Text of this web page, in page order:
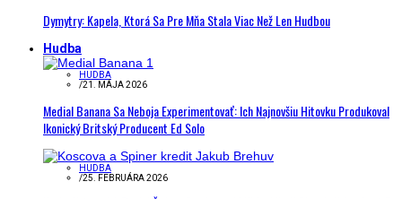
Dymytry: Kapela, Ktorá Sa Pre Mňa Stala Viac Než Len Hudbou
Hudba
HUDBA
/21. MÁJA 2026
Medial Banana Sa Neboja Experimentovať: Ich Najnovšiu Hitovku Produkoval
Ikonický Britský Producent Ed Solo
HUDBA
/25. FEBRUÁRA 2026